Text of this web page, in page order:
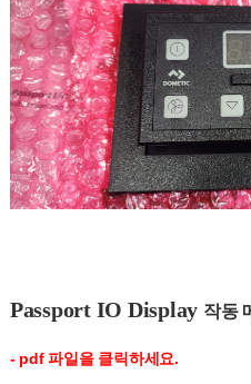
Passport IO Display 작동
- pdf 파일을 클릭하세요.